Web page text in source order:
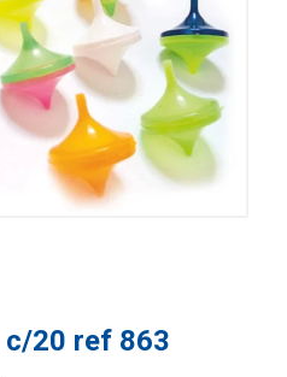
c/20 ref 863